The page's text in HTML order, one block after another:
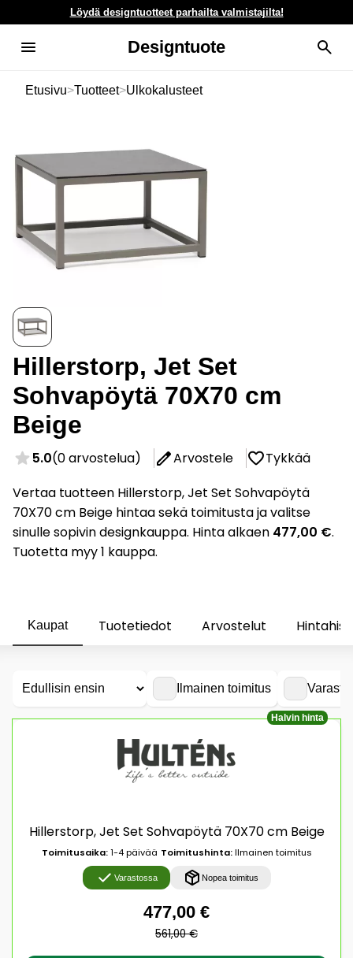
Löydä designtuotteet parhailta valmistajilta!
Designtuote
Etusivu>Tuotteet>Ulkokalusteet
Hillerstorp, Jet Set
Sohvapöytä 70X70 cm
Beige
5.0(0 arvostelua) Arvostele
Tykkää
Vertaa tuotteen Hillerstorp, Jet Set Sohvapöytä
70X70 cm Beige hintaa sekä toimitusta ja valitse
sinulle sopivin designkauppa. Hinta alkaen 477,00 €.
Tuotetta myy 1 kauppa.
Kaupat Tuotetiedot Arvostelut
Ilmainen toimitus
Halvin hinta
Hillerstorp, Jet Set Sohvapöytä 70X70 cm Beige
Toimitusaika:1-4 päivää Toimitushinta:Ilmainen toimitus
Varastossa Nopea toimitus
477,00 €
561,00 €